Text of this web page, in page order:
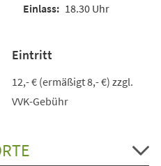
18.30 Uhr
Eintritt
12,- € (ermäßigt 8,- €) zzgl.
VVK-Gebühr